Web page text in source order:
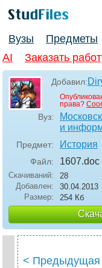
Вузы Предметы
AI
Заказать
Добавил:
права?
Вуз:
и
Предмет: История
Файл: 1607.doc
Скачиваний:
28
Добавлен:
30.04.2013
Размер:
254 Кб
< Предыдущая